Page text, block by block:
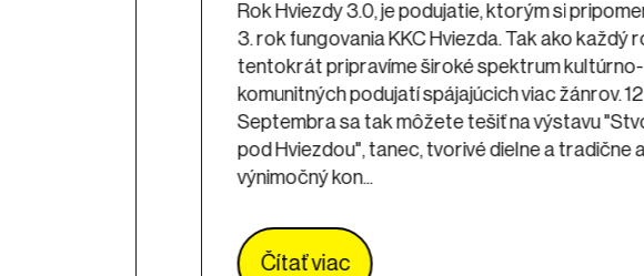
Rok Hviezdy 3.0, je podujatie, ktorým si
3. rok fungovania KKC Hviezda. Tak ako každý
tentokrát pripravíme široké spektrum kultúrno-
komunitných podujatí spájajúcich viac žánrov.
Septembra sa tak môžete tešiť na výstavu
pod Hviezdou", tanec, tvorivé dielne a tradične
výnimočný kon...
Čítať viac